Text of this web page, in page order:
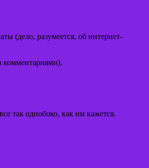
(дело, разумеется, об интернет-
комментариями).
так однобоко, как им кажется.